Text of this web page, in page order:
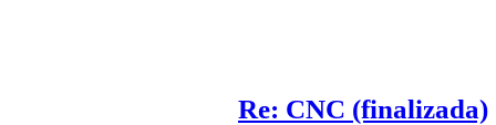
Re: CNC (finalizada)